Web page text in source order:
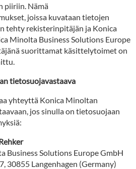
piiriin. Nämä
joissa kuvataan tietojen
tehty rekisterinpitäjän ja Konica
Minolta Business Solutions Europe
suorittamat käsittelytoimet on
tietosuojavastaava
yhteyttä Konica Minoltan
jos sinulla on tietosuojaan
Business Solutions Europe GmbH
30855 Langenhagen (Germany)